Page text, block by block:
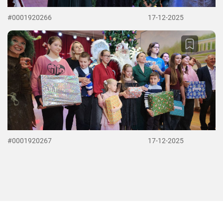
#0001920266 17-12-2025
#0001920267 17-12-2025